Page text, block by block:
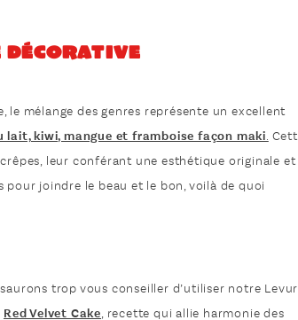
décorative
le mélange des genres représente un excellent
lait, kiwi, mangue et framboise façon maki.
leur conférant une esthétique originale et
joindre le beau et le bon, voilà de quoi
trop vous conseiller d’utiliser notre
Red Velvet Cake, recette qui allie harmonie des